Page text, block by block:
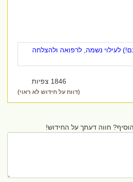
לעילוי נשמה, לרפואה ולהצלחה
1846 צפיות
(דווח על חידוש לא ראוי)
חווה דעתך על החידוש!